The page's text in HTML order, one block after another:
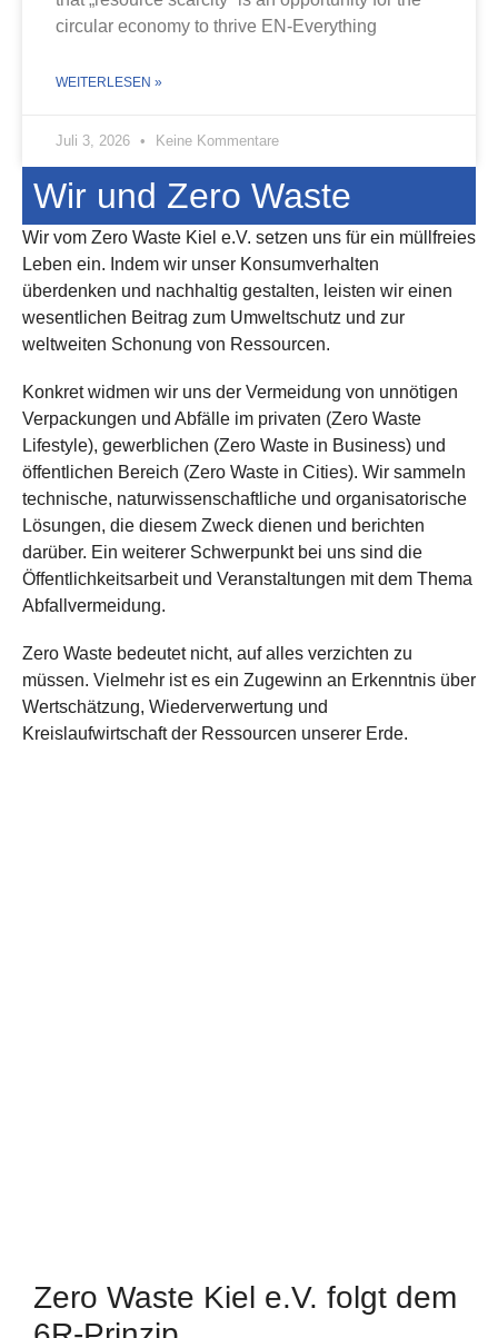
circular economy to thrive EN-Everything
WEITERLESEN »
Juli 3, 2026 Keine Kommentare
Wir und Zero Waste
Wir vom Zero Waste Kiel e.V. setzen uns für ein müllfreies
Leben ein. Indem wir unser Konsumverhalten
überdenken und nachhaltig gestalten, leisten wir einen
wesentlichen Beitrag zum Umweltschutz und zur
weltweiten Schonung von Ressourcen.
Konkret widmen wir uns der Vermeidung von unnötigen
Verpackungen und Abfälle im privaten (Zero Waste
Lifestyle), gewerblichen (Zero Waste in Business) und
öffentlichen Bereich (Zero Waste in Cities). Wir sammeln
technische, naturwissenschaftliche und organisatorische
Lösungen, die diesem Zweck dienen und berichten
darüber. Ein weiterer Schwerpunkt bei uns sind die
Öffentlichkeitsarbeit und Veranstaltungen mit dem Thema
Abfallvermeidung.
Zero Waste bedeutet nicht, auf alles verzichten zu
müssen. Vielmehr ist es ein Zugewinn an Erkenntnis über
Wertschätzung, Wiederverwertung und
Kreislaufwirtschaft der Ressourcen unserer Erde.
Zero Waste Kiel e.V. folgt dem